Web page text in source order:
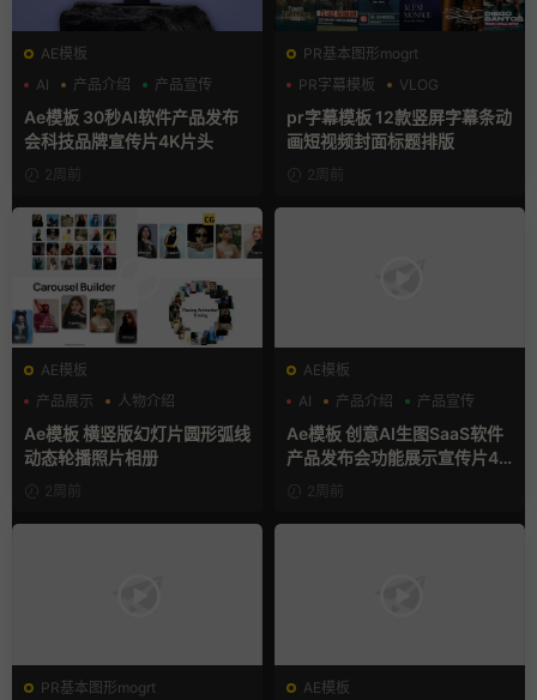
AE模板
AI
产品介绍 产品宣传
Ae模板 30秒AI软件产品发布
会科技品牌宣传片4K片头
2周前
PR基本图形mogrt
PR字幕模板
VLOG
人物介绍
pr字幕模板 12款竖屏字幕条动
画短视频封面标题排版
2周前
AE模板
产品展示
人物介绍
团队介绍
Ae模板 横竖版幻灯片圆形弧线
动态轮播照片相册
2周前
AE模板
AI
产品介绍 产品宣传
Ae模板 创意AI生图SaaS软件
产品发布会功能展示宣传片4K
片头2周前
PR基本图形mogrt
AE模板